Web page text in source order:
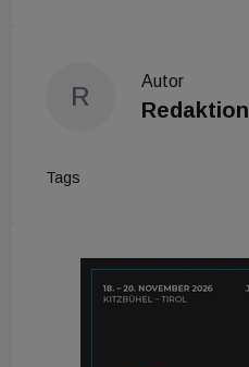
R
Autor
Redaktion
Tags